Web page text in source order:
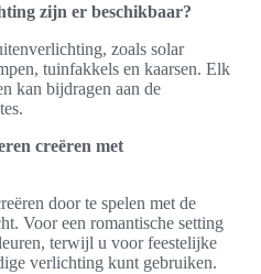
zijn er beschikbaar?
zoals solar
tuinfakkels en kaarsen. Elk
kan bijdragen aan de
creëren met
door te spelen met de
Voor een romantische setting
terwijl u voor feestelijke
verlichting kunt gebruiken.